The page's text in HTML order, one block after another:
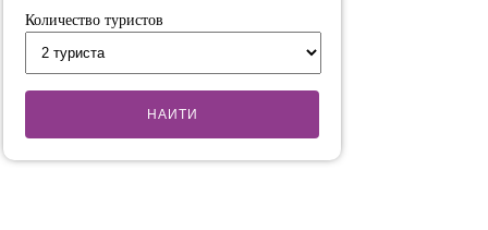
Количество туристов
НАИТИ